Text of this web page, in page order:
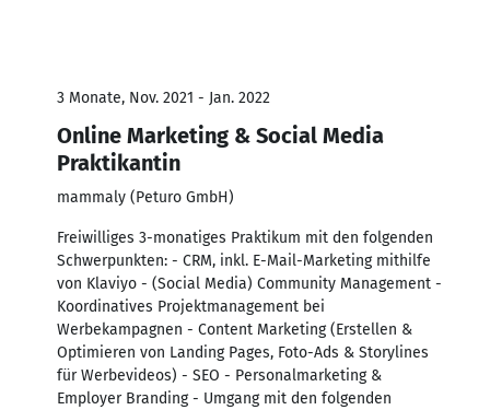
3 Monate, Nov. 2021 - Jan. 2022
Online Marketing & Social Media
Praktikantin
mammaly (Peturo GmbH)
Freiwilliges 3-monatiges Praktikum mit den folgenden
Schwerpunkten: - CRM, inkl. E-Mail-Marketing mithilfe
von Klaviyo - (Social Media) Community Management -
Koordinatives Projektmanagement bei
Werbekampagnen - Content Marketing (Erstellen &
Optimieren von Landing Pages, Foto-Ads & Storylines
für Werbevideos) - SEO - Personalmarketing &
Employer Branding - Umgang mit den folgenden